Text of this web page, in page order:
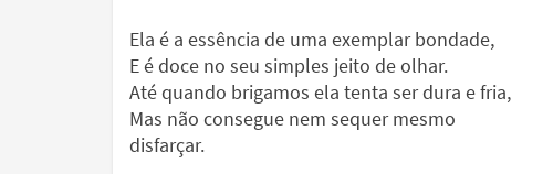
Ela é a essência de uma exemplar bondade,
E é doce no seu simples jeito de olhar.
Até quando brigamos ela tenta ser dura e fria,
Mas não consegue nem sequer mesmo
disfarçar.